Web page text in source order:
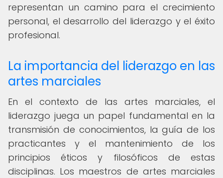
representan un camino para el crecimiento
personal, el desarrollo del liderazgo y el éxito
profesional.
La importancia del liderazgo en las
artes marciales
En el contexto de las artes marciales, el
liderazgo juega un papel fundamental en la
transmisión de conocimientos, la guía de los
practicantes y el mantenimiento de los
principios éticos y filosóficos de estas
disciplinas. Los maestros de artes marciales